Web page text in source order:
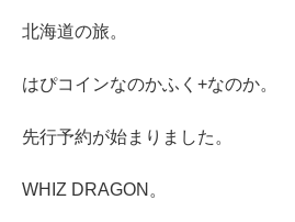
北海道の旅。
はぴコインなのかふく+なのか。
先行予約が始まりました。
WHIZ DRAGON。